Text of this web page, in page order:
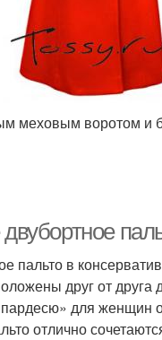
меховым воротом и
пальто в
друг от
для женщин
отлично